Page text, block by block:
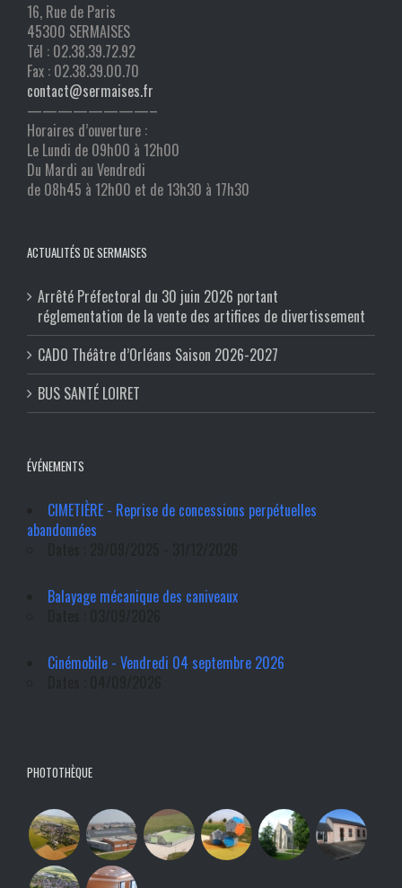
16, Rue de Paris
45300 SERMAISES
Tél : 02.38.39.72.92
Fax : 02.38.39.00.70
contact@sermaises.fr
————————–
Horaires d’ouverture :
Le Lundi de 09h00 à 12h00
Du Mardi au Vendredi
de 08h45 à 12h00 et de 13h30 à 17h30
ACTUALITÉS DE SERMAISES
Arrêté Préfectoral du 30 juin 2026 portant
réglementation de la vente des artifices de divertissement
CADO Théâtre d’Orléans Saison 2026-2027
BUS SANTÉ LOIRET
ÉVÉNEMENTS
CIMETIÈRE - Reprise de concessions perpétuelles
abandonnées
Balayage mécanique des caniveaux
Cinémobile - Vendredi 04 septembre 2026
PHOTOTHÈQUE